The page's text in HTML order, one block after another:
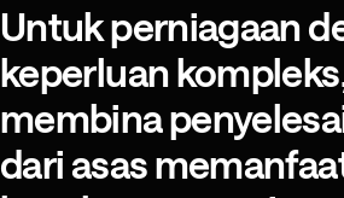
Untuk perniagaan
Untukperniagaan
keperluan
membina
dariasas